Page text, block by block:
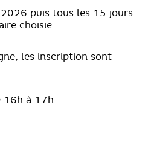
puis tous les 15 jours
choisie
les inscription sont
16h à 17h